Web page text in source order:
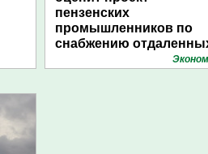
пензенских
промышленников по
снабжению
поселений с помощью